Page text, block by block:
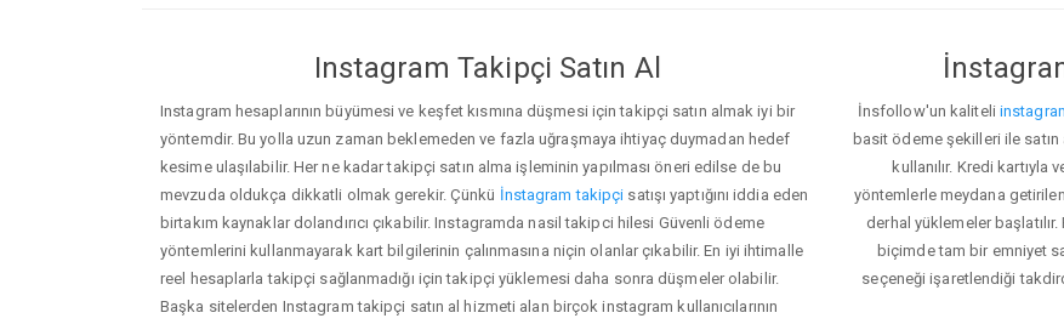
Instagram Takipçi Satın Al
Instagram hesaplarının büyümesi ve keşfet kısmına düşmesi için takipçi satın almak iyi bir
yöntemdir. Bu yolla uzun zaman beklemeden ve fazla uğraşmaya ihtiyaç duymadan hedef
kesime ulaşılabilir. Her ne kadar takipçi satın alma işleminin yapılması öneri edilse de bu
mevzuda oldukça dikkatli olmak gerekir. Çünkü İnstagram takipçi satışı yaptığını iddia eden
birtakım kaynaklar dolandırıcı çıkabilir. Instagramda nasil takipci hilesi Güvenli ödeme
yöntemlerini kullanmayarak kart bilgilerinin çalınmasına niçin olanlar çıkabilir. En iyi ihtimalle
reel hesaplarla takipçi sağlanmadığı için takipçi yüklemesi daha sonra düşmeler olabilir.
Başka sitelerden Instagram takipçi satın al hizmeti alan birçok instagram kullanıcılarının
İnsfollow'un kaliteli
basit ödeme şekilleri ile
kullanılır. Kredi
yöntemlerle meydana
derhal yüklemeler
biçimde tam bir emniyet
seçeneği işaretlendiği